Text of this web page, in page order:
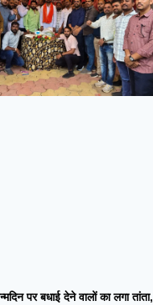
पर बधाई देने वालों का लगा तांता,